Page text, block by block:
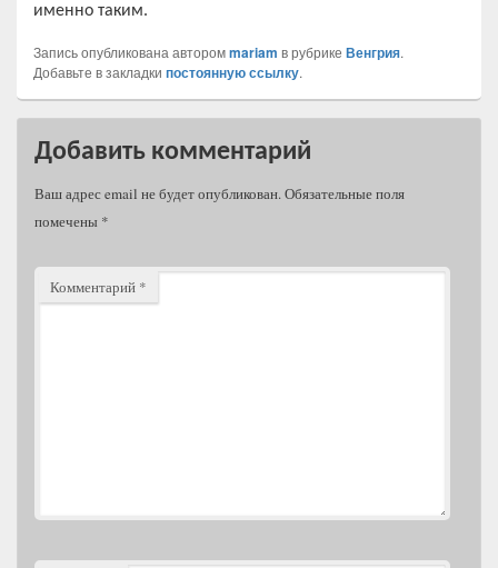
именно таким.
Запись опубликована авторомmariam в рубрике Венгрия.
Добавьте в закладки постоянную ссылку.
Добавить комментарий
Ваш адрес email не будет опубликован.Обязательные поля
помечены *
Комментарий *